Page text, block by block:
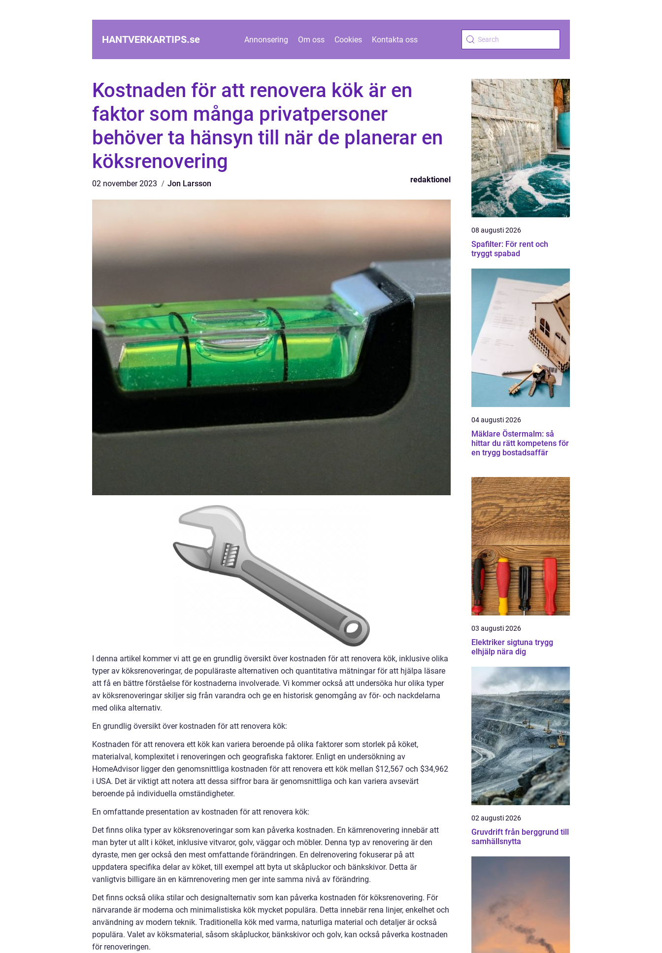
HANTVERKARTIPS.se Annonsering Om oss Cookies Kontakta oss
Kostnaden för att renovera kök är en
faktor som många privatpersoner
behöver ta hänsyn till när de planerar en
köksrenovering
02 november 2023 Jon Larsson redaktionel
I denna artikel kommer vi att ge en grundlig översikt över kostnaden för att renovera kök, inklusive olika
typer av köksrenoveringar, de populäraste alternativen och quantitativa mätningar för att hjälpa läsare
att få en bättre förståelse för kostnaderna involverade. Vi kommer också att undersöka hur olika typer
av köksrenoveringar skiljer sig från varandra och ge en historisk genomgång av för- och nackdelarna
med olika alternativ.
En grundlig översikt över kostnaden för att renovera kök:
Kostnaden för att renovera ett kök kan variera beroende på olika faktorer som storlek på köket,
materialval, komplexitet i renoveringen och geografiska faktorer. Enligt en undersökning av
HomeAdvisor ligger den genomsnittliga kostnaden för att renovera ett kök mellan $12,567 och $34,962
i USA. Det är viktigt att notera att dessa siffror bara är genomsnittliga och kan variera avsevärt
beroende på individuella omständigheter.
En omfattande presentation av kostnaden för att renovera kök:
Det finns olika typer av köksrenoveringar som kan påverka kostnaden. En kärnrenovering innebär att
man byter ut allt i köket, inklusive vitvaror, golv, väggar och möbler. Denna typ av renovering är den
dyraste, men ger också den mest omfattande förändringen. En delrenovering fokuserar på att
uppdatera specifika delar av köket, till exempel att byta ut skåpluckor och bänkskivor. Detta är
vanligtvis billigare än en kärnrenovering men ger inte samma nivå av förändring.
Det finns också olika stilar och designalternativ som kan påverka kostnaden för köksrenovering. För
närvarande är moderna och minimalistiska kök mycket populära. Detta innebär rena linjer, enkelhet och
användning av modern teknik. Traditionella kök med varma, naturliga material och detaljer är också
populära. Valet av köksmaterial, såsom skåpluckor, bänkskivor och golv, kan också påverka kostnaden
för renoveringen.
08 augusti 2026
Spafilter: För rent och
tryggt spabad
04 augusti 2026
Mäklare Östermalm: så
hittar du rätt kompetens för
en trygg bostadsaffär
03 augusti 2026
Elektriker sigtuna trygg
elhjälp nära dig
02 augusti 2026
Gruvdrift från berggrund till
samhällsnytta